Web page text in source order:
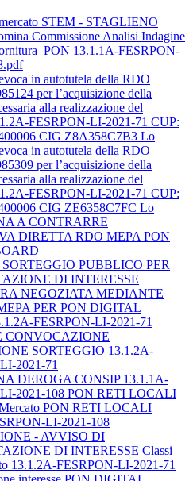
STEM - STAGLIENO
Commissione Analisi Indagine
13.1.1A-FESRPON-
in autotutela della RDO
per l’acquisizione della
alla realizzazione del
FESRPON-LI-2021-71 CUP:
CIG Z8A358C7B3 Lo
in autotutela della RDO
per l’acquisizione della
alla realizzazione del
FESRPON-LI-2021-71 CUP:
CIG ZE6358C7FC Lo
A CONTRARRE
DIRETTA RDO MEPA PON
PUBBLICO PER
DI INTERESSE
NEGOZIATA MEDIANTE
PER PON DIGITAL
FESRPON-LI-2021-71
CONVOCAZIONE
SORTEGGIO 13.1.2A-
2021-71
DEROGA CONSIP 13.1.1A-
2021-108 PON RETI LOCALI
PON RETI LOCALI
LI-2021-108
- AVVISO DI
DI INTERESSE Classi
13.1.2A-FESRPON-LI-2021-71